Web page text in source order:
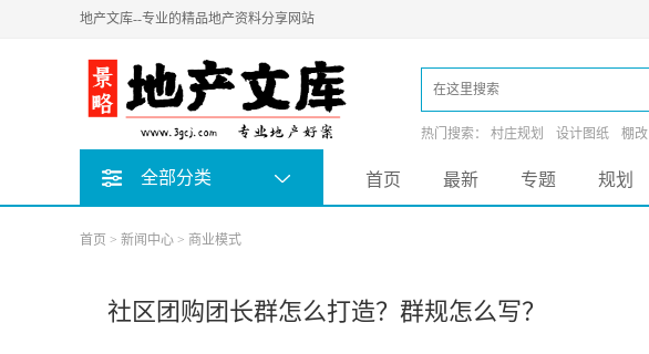
地产文库--专业的精品地产资料分享网站
热门搜索： 村庄规划 设计图纸 棚改
全部分类 首页 最新 专题 规划
首页 > 新闻中心 > 商业模式
社区团购团长群怎么打造？群规怎么写？